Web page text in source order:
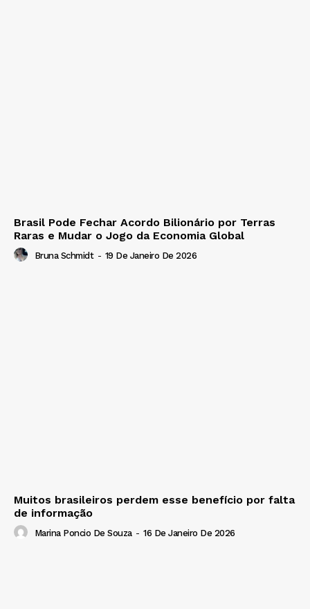
Brasil Pode Fechar Acordo Bilionário por Terras
Raras e Mudar o Jogo da Economia Global
Bruna Schmidt - 19 De Janeiro De 2026
Muitos brasileiros perdem esse benefício por falta
de informação
Marina Poncio De Souza - 16 De Janeiro De 2026